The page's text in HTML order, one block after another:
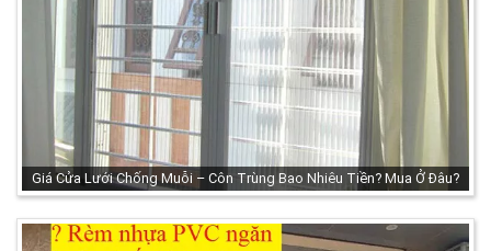
Giá Cửa Lưới Chống Muỗi – Côn Trùng Bao Nhiêu Tiền? Mua Ở Đâu?